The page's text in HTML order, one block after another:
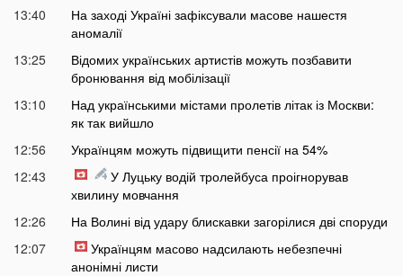
13:40
На заході Україні зафіксували масове нашестя
аномалії
13:25
Відомих українських артистів можуть позбавити
бронювання від мобілізації
13:10
Над українськими містами пролетів літак із Москви:
як так вийшло
12:56
Українцям можуть підвищити пенсії на 54%
12:43
У Луцьку водій тролейбуса проігнорував
хвилину мовчання
12:26
На Волині від удару блискавки загорілися дві споруди
12:07
Українцям масово надсилають небезпечні
анонімні листи